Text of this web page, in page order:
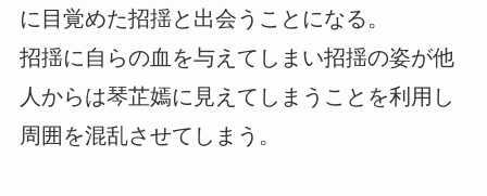
に目覚めた招揺と出会うことになる。
招揺に自らの血を与えてしまい招揺の姿が他
人からは琴芷嫣に見えてしまうことを利用し
周囲を混乱させてしまう。